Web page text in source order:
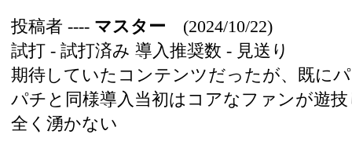
投稿者 ---- マスター (2024/10/22)
試打 - 試打済み 導入推奨数 - 見送り
期待していたコンテンツだったが、既に
パチと同様導入当初はコアなファンが遊
全く湧かない